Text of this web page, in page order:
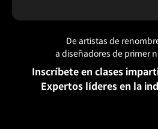
De artistas de
a diseñadores de primer
Inscríbete en clases
Expertos líderes en la